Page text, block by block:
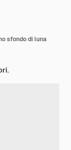
sfondo di luna